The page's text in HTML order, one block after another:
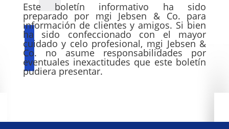
Este boletín informativo ha sido
preparado por mgi Jebsen & Co. para
información de clientes y amigos. Si bien
ha sido confeccionado con el mayor
cuidado y celo profesional, mgi Jebsen &
Co. no asume responsabilidades por
eventuales inexactitudes que este boletín
pudiera presentar.